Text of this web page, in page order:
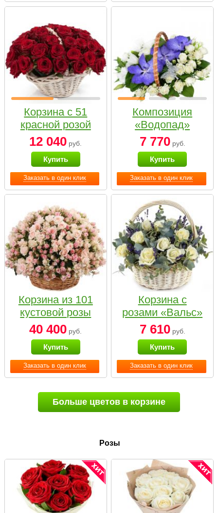
Заказать в один клик
Корзина с 51
красной розой
12 040 руб.
Купить
Заказать в один клик
Композиция
«Водопад»
7 770руб.
Купить
Заказать в один клик
Корзина из 101
кустовой розы
нежных тонов
40 400 руб.
Купить
Заказать в один клик
Корзина с
розами «Вальс»
7 610руб.
Купить
Больше цветов в корзине
Розы